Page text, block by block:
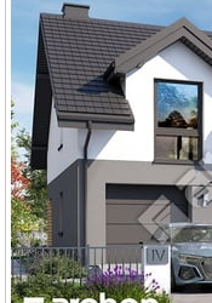
Dom w narcyzach 6 (B) ver.2